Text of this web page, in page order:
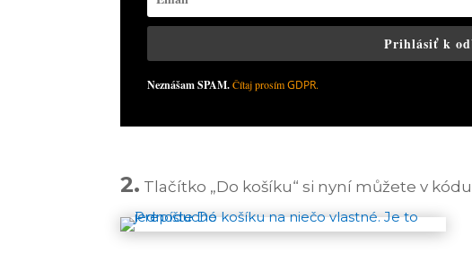
Prihlásiť k
Neznášam SPAM.Čítaj prosímGDPR.
2. Tlačítko „Do košíku“ si nyní můžete v